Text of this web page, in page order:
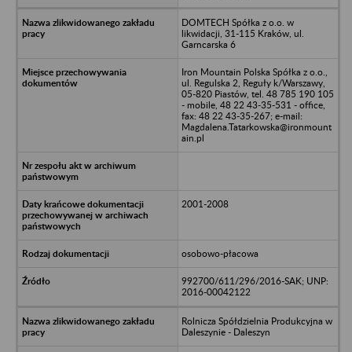
DOMTECH Spółka z o.o. w
likwidacji, 31-115 Kraków, ul.
Garncarska 6
Iron Mountain Polska Spółka z o.o.,
ul. Regulska 2, Reguły k/Warszawy,
05-820 Piastów, tel. 48 785 190 105
- mobile, 48 22 43-35-531 - office,
fax: 48 22 43-35-267; e-mail:
Magdalena.Tatarkowska@ironmount
ain.pl
2001-2008
osobowo-płacowa
992700/611/296/2016-SAK; UNP:
2016-00042122
Rolnicza Spółdzielnia Produkcyjna w
Daleszynie - Daleszyn